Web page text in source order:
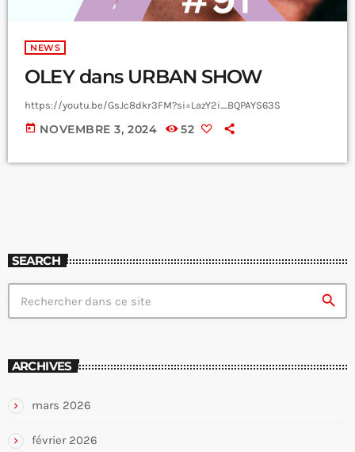
NEWS
OLEY dans URBAN SHOW
https://youtu.be/GsJc8dkr3FM?si=LazY2i_BQPAYS63S
today NOVEMBRE 3, 2024 52
SEARCH
search
ARCHIVES
mars 2026
février 2026